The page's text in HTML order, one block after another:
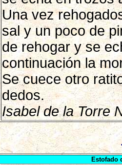
Una vez
sal y un poco de
de rehogar y se
continuación la
Se cuece otro
dedos.
Isabel de la Torre
Estofado